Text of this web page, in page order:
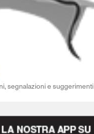
segnalazioni e suggerimenti